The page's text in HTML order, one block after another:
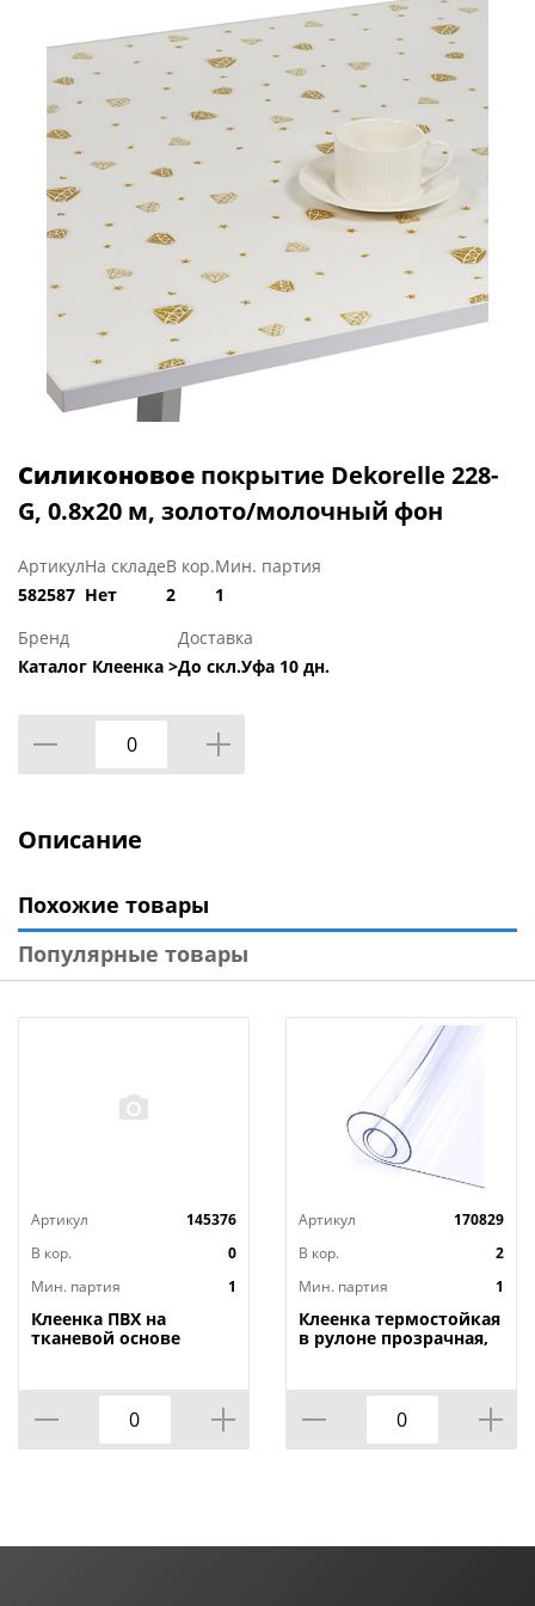
Силиконовое покрытие Dekorelle 228-
G, 0.8x20 м, золото/молочный фон
Артикул
582587
На складе
Нет
В кор.
2
Мин. партия
1
Бренд
Каталог Клеенка >
Доставка
До скл.Уфа 10 дн.
Описание
Похожие товары
Популярные товары
Артикул
145376
В кор.
0
Мин. партия
1
Клеенка ПВХ на
тканевой основе
потертости, грязные
края
Артикул
170829
В кор.
2
Мин. партия
1
Клеенка термостойкая
в рулоне прозрачная,
HOZBAT